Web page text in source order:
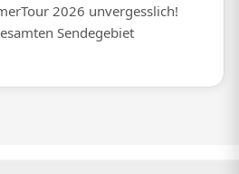
2026 unvergesslich!
Sendegebiet